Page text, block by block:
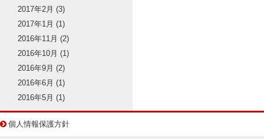
2017年2月 (3)
2017年1月 (1)
2016年11月 (2)
2016年10月 (1)
2016年9月 (2)
2016年6月 (1)
2016年5月 (1)
個人情報保護方針